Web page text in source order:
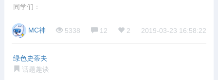
同学们：
MC神 5338 12 2 2019-03-23 16:58:22
绿色史蒂夫
话题趣谈